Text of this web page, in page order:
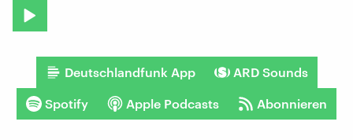
Deutschlandfunk App ARD Sounds
Spotify Apple Podcasts Abonnieren